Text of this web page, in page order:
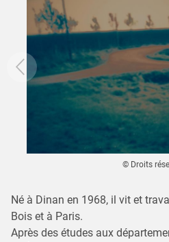
© Droits
Né à Dinan en 1968, il vit et
Bois et à Paris.
Après des études aux